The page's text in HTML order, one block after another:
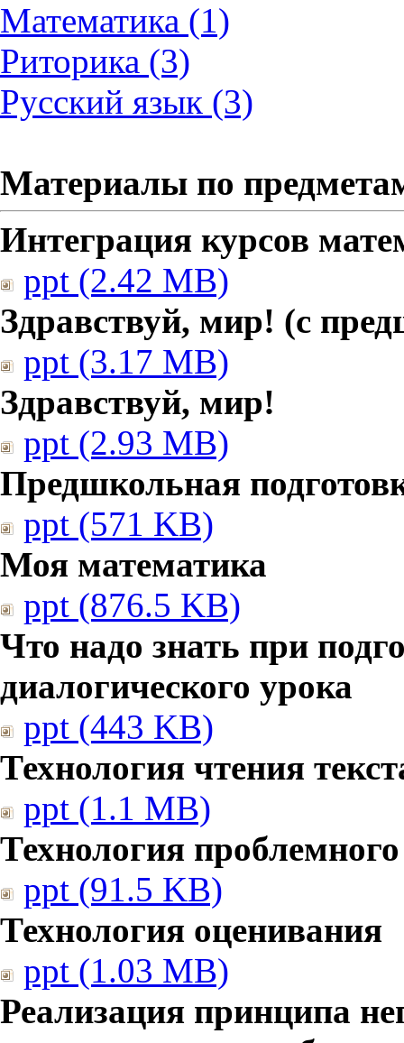
Математика (1)
Риторика (3)
Русский язык (3)
Материалы по
Интеграция курсов
ppt (2.42 MB)
Здравствуй, мир! (с
ppt (3.17 MB)
Здравствуй, мир!
ppt (2.93 MB)
Предшкольная
ppt (571 KB)
Моя математика
ppt (876.5 KB)
Что надо знать при
диалогического урока
ppt (443 KB)
Технология чтения
ppt (1.1 MB)
Технология
ppt (91.5 KB)
Технология оценивания
ppt (1.03 MB)
Реализация принципа